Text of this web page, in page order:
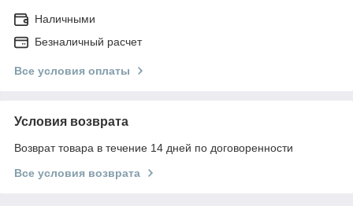
Наличными
Безналичный расчет
Все условия оплаты
Условия возврата
Возврат товара в течение 14 дней по договоренности
Все условия возврата